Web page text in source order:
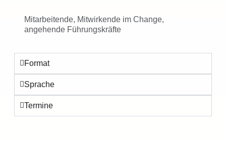
Mitarbeitende, Mitwirkende im Change,
angehende Führungskräfte
Format
Sprache
Termine